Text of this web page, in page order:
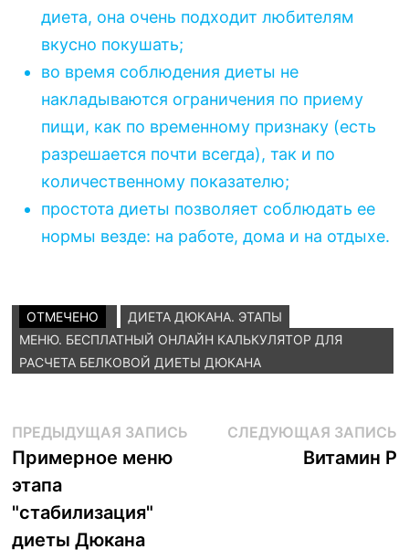
диета, она очень подходит любителям
вкусно покушать;
во время соблюдения диеты не
накладываются ограничения по приему
пищи, как по временному признаку (есть
разрешается почти всегда), так и по
количественному показателю;
простота диеты позволяет соблюдать ее
нормы везде: на работе, дома и на отдыхе.
ОТМЕЧЕНО
ДИЕТА ДЮКАНА. ЭТАПЫ
МЕНЮ. БЕСПЛАТНЫЙ ОНЛАЙН КАЛЬКУЛЯТОР ДЛЯ
РАСЧЕТА БЕЛКОВОЙ ДИЕТЫ ДЮКАНА
Навигация
по
записям
ПРЕДЫДУЩАЯ ЗАПИСЬПредыдущая
Примерное меню
этапа
"стабилизация"
диеты Дюкана
СЛЕДУЮЩАЯ ЗАПИСЬ
Витамин P